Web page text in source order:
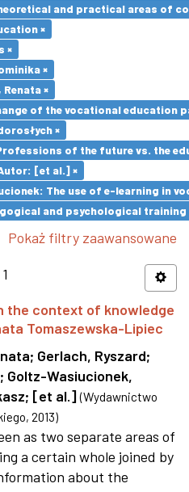
and practical areas of
×
×
×
×
of the vocational education
×
of the future vs. the
[et al.] ×
The use of e-learning in
and psychological
Pokaż filtry zaawansowane
the context of knowledge
Tomaszewska-Lipiec
; Gerlach, Ryszard;
; Goltz-Wasiucionek,
; [et al.] (Wydawnictwo
, 2013)
as two separate areas of
a certain whole joined by
about the